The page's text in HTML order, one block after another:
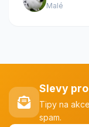
Malé
Slevy
Tipy na
spam.